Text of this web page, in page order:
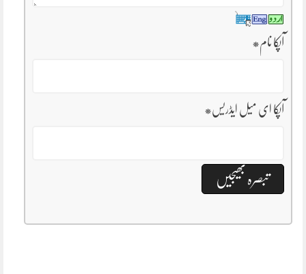
آپکا نام*
آپکا ای میل ایڈریس*